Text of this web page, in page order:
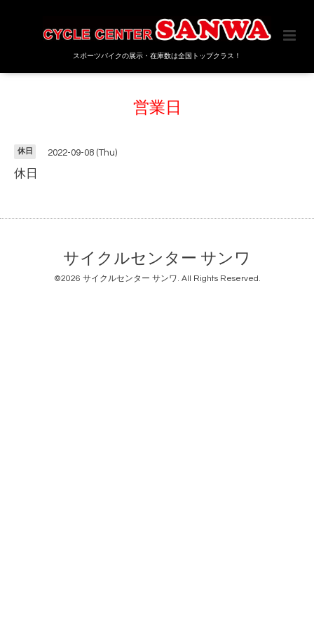
スポーツバイクの展示・在庫数は全国トップクラス！
営業日
休日 2022-09-08 (Thu)
休日
サイクルセンター サンワ
©2026 サイクルセンター サンワ. All Rights Reserved.